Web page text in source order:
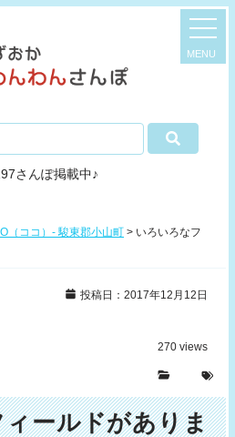
さんぽ掲載中♪
（ココ）- 駿東郡小山町 > いろいろなフ
投稿日：2017年12月12日
270 views
ールドがありま